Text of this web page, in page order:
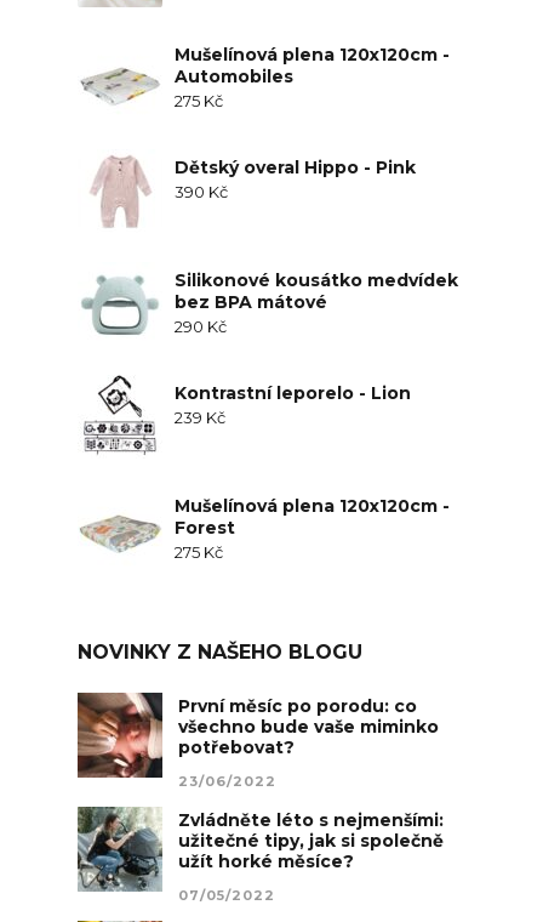
Mušelínová plena 120x120cm -
Automobiles
275 Kč
Dětský overal Hippo - Pink
390 Kč
Silikonové kousátko medvídek
bez BPA mátové
290 Kč
Kontrastní leporelo - Lion
239 Kč
Mušelínová plena 120x120cm -
Forest
275 Kč
NOVINKY Z NAŠEHO BLOGU
První měsíc po porodu: co
všechno bude vaše miminko
potřebovat?
23/06/2022
Zvládněte léto s nejmenšími:
užitečné tipy, jak si společně
užít horké měsíce?
07/05/2022